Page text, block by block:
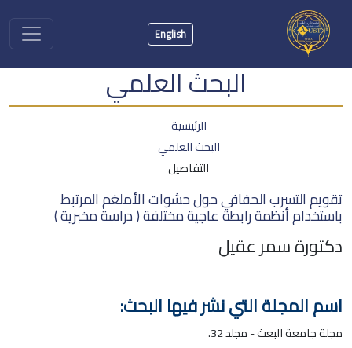
English
البحث العلمي
الرئيسية
البحث العلمي
التفاصيل
تقويم التسرب الحفافي حول حشوات الأملغم المرتبط
باستخدام أنظمة رابطة عاجية مختلفة ( دراسة مخبرية )
دكتورة سمر عقيل
اسم المجلة التي نشر فيها البحث:
مجلة جامعة البعث - مجلد 32.